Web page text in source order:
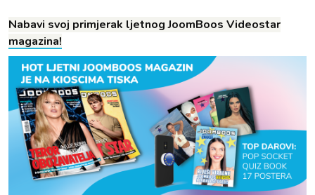
Nabavi svoj primjerak ljetnog JoomBoos Videostar
magazina!